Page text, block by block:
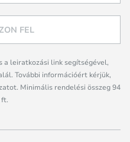
FEL
leiratkozási link segítségével,
További információért kérjük,
Minimális rendelési összeg 94
ft.